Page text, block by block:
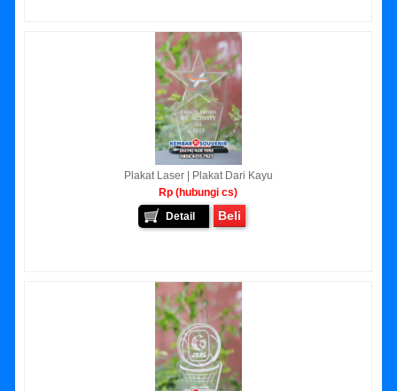
Plakat Laser | Plakat Dari Kayu
Rp (hubungi cs)
Detail
Beli